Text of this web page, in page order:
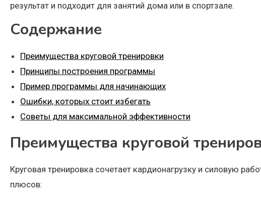
результат и подходит для занятий дома или в спортзале.
Содержание
Преимущества круговой тренировки
Принципы построения программы
Пример программы для начинающих
Ошибки, которых стоит избегать
Советы для максимальной эффективности
Преимущества круговой
Круговая тренировка сочетает кардионагрузку и силовую
плюсов: